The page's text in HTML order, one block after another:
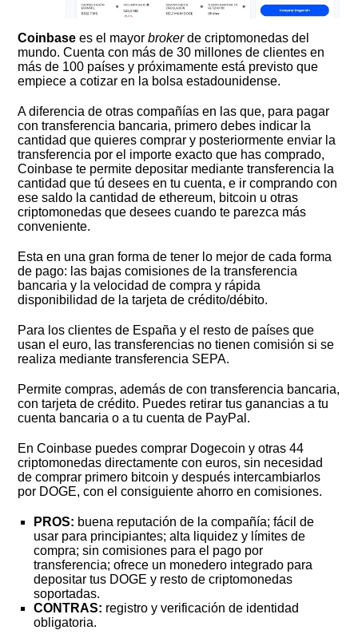
Coinbase es el mayorbrokerde criptomonedas del
mundo. Cuenta con más de 30 millones de clientes en
más de 100 países y próximamente está previsto que
empiece a cotizar en la bolsa estadounidense.
A diferencia de otras compañías en las que, para pagar
con transferencia bancaria, primero debes indicar la
cantidad que quieres comprar y posteriormente enviar la
transferencia por el importe exacto que has comprado,
Coinbase te permite depositar mediante transferencia la
cantidad que tú desees en tu cuenta, e ir comprando con
ese saldo la cantidad de ethereum, bitcoin u otras
criptomonedas que desees cuando te parezca más
conveniente.
Esta en una gran forma de tener lo mejor de cada forma
de pago: las bajas comisiones de la transferencia
bancaria y la velocidad de compra y rápida
disponibilidad de la tarjeta de crédito/débito.
Para los clientes de España y el resto de países que
usan el euro, las transferencias no tienen comisión si se
realiza mediante transferencia SEPA.
Permite compras, además de con transferencia bancaria,
con tarjeta de crédito. Puedes retirar tus ganancias a tu
cuenta bancaria o a tu cuenta de PayPal.
En Coinbase puedes comprar Dogecoin y otras 44
criptomonedas directamente con euros, sin necesidad
de comprar primero bitcoin y después intercambiarlos
por DOGE, con el consiguiente ahorro en comisiones.
PROS: buena reputación de la compañía; fácil de
usar para principiantes; alta liquidez y límites de
compra; sin comisiones para el pago por
transferencia; ofrece un monedero integrado para
depositar tus DOGE y resto de criptomonedas
soportadas.
CONTRAS: registro y verificación de identidad
obligatoria.